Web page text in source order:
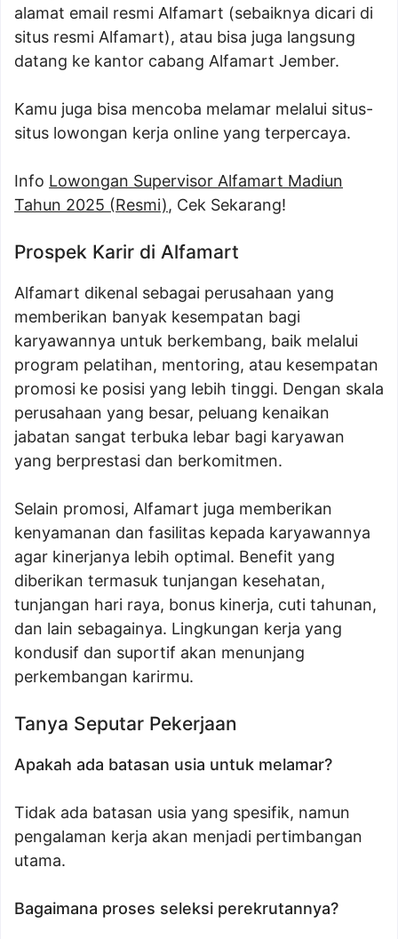
alamat email resmi Alfamart (sebaiknya dicari di
situs resmi Alfamart), atau bisa juga langsung
datang ke kantor cabang Alfamart Jember.
Kamu juga bisa mencoba melamar melalui situs-
situs lowongan kerja online yang terpercaya.
Info Lowongan Supervisor Alfamart Madiun
Tahun 2025 (Resmi), Cek Sekarang!
Prospek Karir di Alfamart
Alfamart dikenal sebagai perusahaan yang
memberikan banyak kesempatan bagi
karyawannya untuk berkembang, baik melalui
program pelatihan, mentoring, atau kesempatan
promosi ke posisi yang lebih tinggi. Dengan skala
perusahaan yang besar, peluang kenaikan
jabatan sangat terbuka lebar bagi karyawan
yang berprestasi dan berkomitmen.
Selain promosi, Alfamart juga memberikan
kenyamanan dan fasilitas kepada karyawannya
agar kinerjanya lebih optimal. Benefit yang
diberikan termasuk tunjangan kesehatan,
tunjangan hari raya, bonus kinerja, cuti tahunan,
dan lain sebagainya. Lingkungan kerja yang
kondusif dan suportif akan menunjang
perkembangan karirmu.
Tanya Seputar Pekerjaan
Apakah ada batasan usia untuk melamar?
Tidak ada batasan usia yang spesifik, namun
pengalaman kerja akan menjadi pertimbangan
utama.
Bagaimana proses seleksi perekrutannya?